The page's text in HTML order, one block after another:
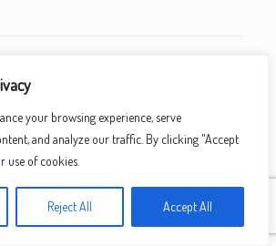
your browsing experience, serve
and analyze our traffic. By clicking "Accept
use of cookies.
Reject All Accept All